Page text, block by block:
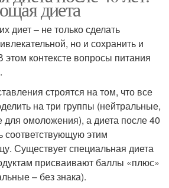
диета
диет – не только сделать
но и сохранить и
этом контексте вопросы питания
строятся на том, что все
на три группы (нейтральные,
омоложения), а диета после 40
соответствующую этим
Существует специальная диета
присваивают баллы «плюс»
– без знака).